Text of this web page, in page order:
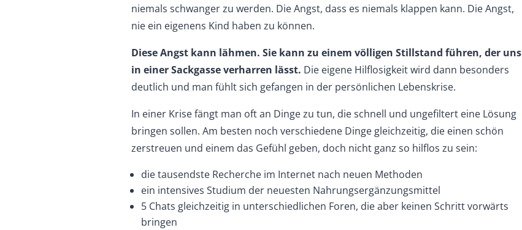
niemals schwanger zu werden. Die Angst, dass es niemals klappen kann. Die Angst,
nie ein eigenens Kind haben zu können.
Diese Angst kann lähmen. Sie kann zu einem völligen Stillstand führen, der uns
in einer Sackgasse verharren lässt. Die eigene Hilflosigkeit wird dann besonders
deutlich und man fühlt sich gefangen in der persönlichen Lebenskrise.
In einer Krise fängt man oft an Dinge zu tun, die schnell und ungefiltert eine Lösung
bringen sollen. Am besten noch verschiedene Dinge gleichzeitig, die einen schön
zerstreuen und einem das Gefühl geben, doch nicht ganz so hilflos zu sein:
die tausendste Recherche im Internet nach neuen Methoden
ein intensives Studium der neuesten Nahrungsergänzungsmittel
5 Chats gleichzeitig in unterschiedlichen Foren, die aber keinen Schritt vorwärts
bringen